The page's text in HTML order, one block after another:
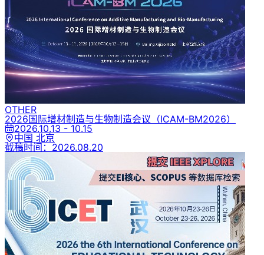
OTHER
2026国际增材制造与生物制造会议 （ICAM-BM2026）
2026.10.13 - 10.15
中国 北京
截稿时间： 2026.08.20